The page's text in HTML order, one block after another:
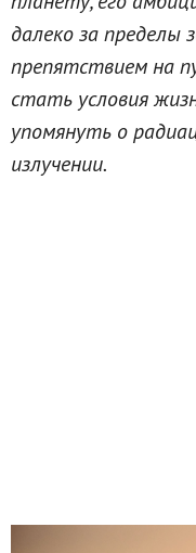
далеко за пределы
препятствием на
стать условия
упомянуть о
излучении.